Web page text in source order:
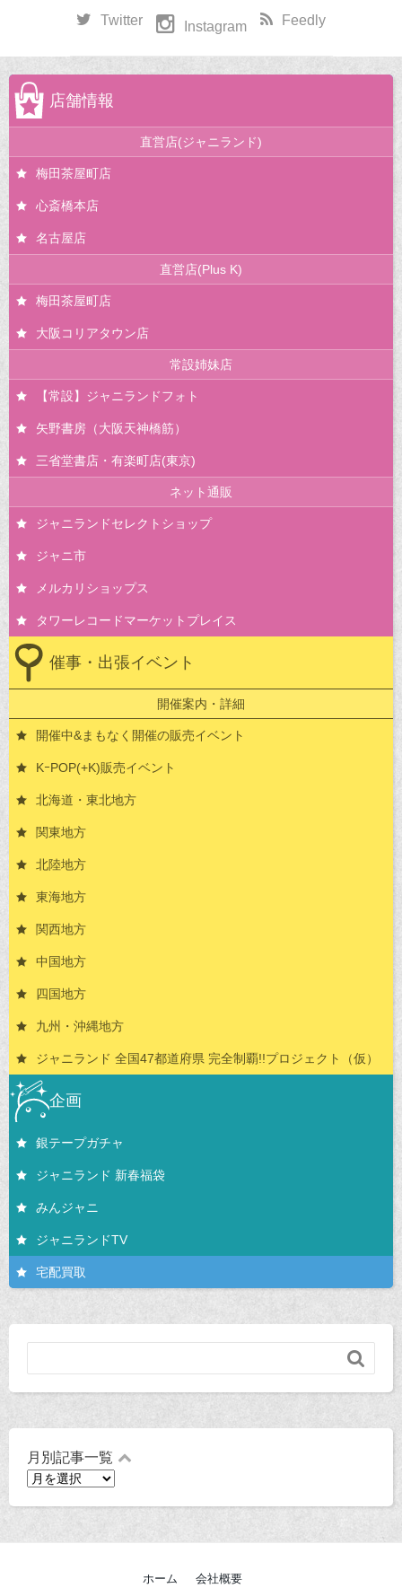
Twitter Instagram Feedly
店舗情報
直営店(ジャニランド)
梅田茶屋町店
心斎橋本店
名古屋店
直営店(Plus K)
梅田茶屋町店
大阪コリアタウン店
常設姉妹店
【常設】ジャニランドフォト
矢野書房（大阪天神橋筋）
三省堂書店・有楽町店(東京)
ネット通販
ジャニランドセレクトショップ
ジャニ市
メルカリショップス
タワーレコードマーケットプレイス
催事・出張イベント
開催案内・詳細
開催中&まもなく開催の販売イベント
KｰPOP(+K)販売イベント
北海道・東北地方
関東地方
北陸地方
東海地方
関西地方
中国地方
四国地方
九州・沖縄地方
ジャニランド 全国47都道府県 完全制覇!!プロジェクト（仮）
企画
銀テープガチャ
ジャニランド 新春福袋
みんジャニ
ジャニランドTV
宅配買取

月別記事一覧
月
ホーム 会社概要